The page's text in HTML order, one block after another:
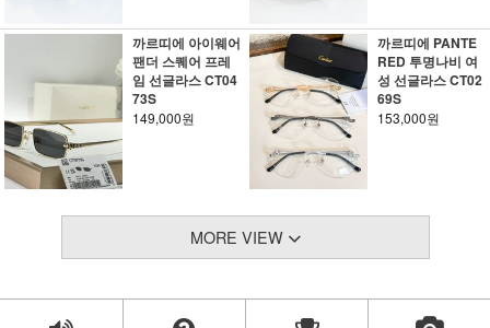
까르띠에 아이웨어
팬더 스퀘어 프레
임 선글라스 CT04
73S
149,000원
까르띠에 PANTE
RED 투명나비 여
성 선글라스 CT02
69S
153,000원
MORE VIEW